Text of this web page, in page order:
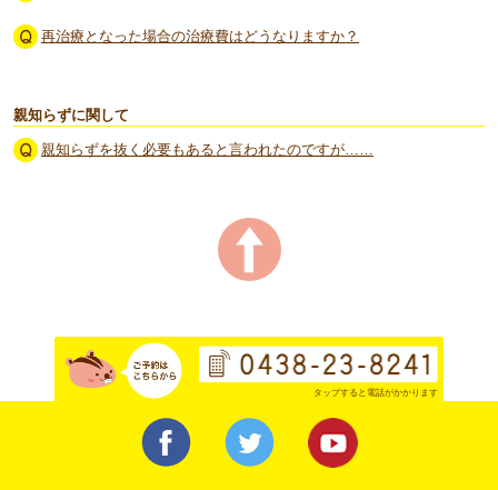
再治療となった場合の治療費はどうなりますか？
親知らずに関して
親知らずを抜く必要もあると言われたのですが……
タップすると電話がかかります